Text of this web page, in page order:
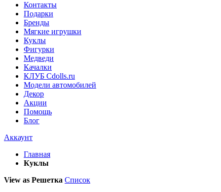
Контакты
Подарки
Бренды
Мягкие игрушки
Куклы
Фигурки
Медведи
Качалки
КЛУБ Cdolls.ru
Модели автомобилей
Декор
Акции
Помощь
Блог
Аккаунт
Главная
Куклы
View as Решетка Список